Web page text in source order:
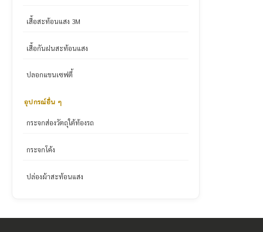
เสื้อสะท้อนแสง 3M
เสื้อกันฝนสะท้อนแสง
ปลอกแขนเซฟตี้
อุปกรณ์อื่น ๆ
กระจกส่องวัตถุใต้ท้องรถ
กระจกโค้ง
ปล่องผ้าสะท้อนแสง